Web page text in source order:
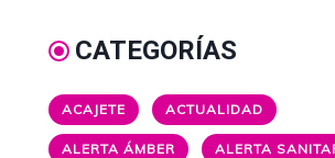
CATEGORÍAS
ACAJETE ACTUALIDAD
ALERTA ÁMBER ALERTA